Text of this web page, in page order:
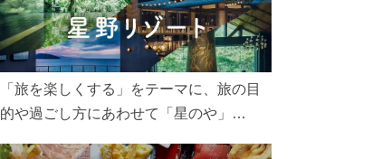
「旅を楽しくする」をテーマに、旅の目
的や過ごし方にあわせて「星のや」